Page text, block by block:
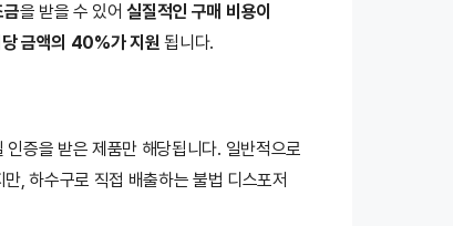
을 받을 수 있어실질적인 구매 비용이
금액의 40%가 지원 됩니다.
인증을 받은 제품만 해당됩니다. 일반적으로
, 하수구로 직접 배출하는 불법 디스포저